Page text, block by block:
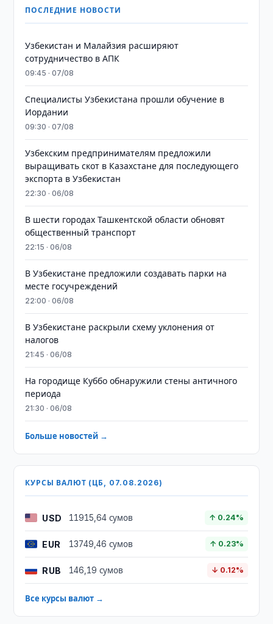
ПОСЛЕДНИЕ НОВОСТИ
Узбекистан и Малайзия расширяют
сотрудничество в АПК
09:45 · 07/08
Специалисты Узбекистана прошли обучение в
Иордании
09:30 · 07/08
Узбекским предпринимателям предложили
выращивать скот в Казахстане для последующего
экспорта в Узбекистан
22:30 · 06/08
В шести городах Ташкентской области обновят
общественный транспорт
22:15 · 06/08
В Узбекистане предложили создавать парки на
месте госучреждений
22:00 · 06/08
В Узбекистане раскрыли схему уклонения от
налогов
21:45 · 06/08
На городище Куббо обнаружили стены античного
периода
21:30 · 06/08
Больше новостей →
КУРСЫ ВАЛЮТ (ЦБ, 07.08.2026)
USD 11915,64 сумов ↑ 0.24%
EUR 13749,46 сумов ↑ 0.23%
RUB 146,19 сумов ↓ 0.12%
Все курсы валют →